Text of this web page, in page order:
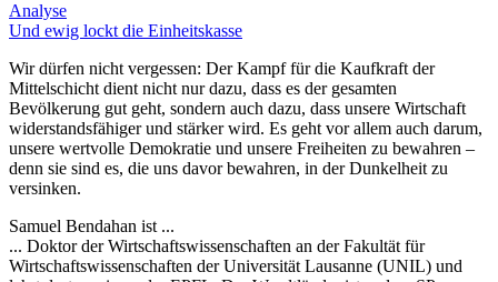
Analyse
Und ewig lockt die Einheitskasse
Wir dürfen nicht vergessen: Der Kampf für die Kaufkraft der
Mittelschicht dient nicht nur dazu, dass es der gesamten
Bevölkerung gut geht, sondern auch dazu, dass unsere Wirtschaft
widerstandsfähiger und stärker wird. Es geht vor allem auch darum,
unsere wertvolle Demokratie und unsere Freiheiten zu bewahren –
denn sie sind es, die uns davor bewahren, in der Dunkelheit zu
versinken.
Samuel Bendahan ist ...
... Doktor der Wirtschaftswissenschaften an der Fakultät für
Wirtschaftswissenschaften der Universität Lausanne (UNIL) und